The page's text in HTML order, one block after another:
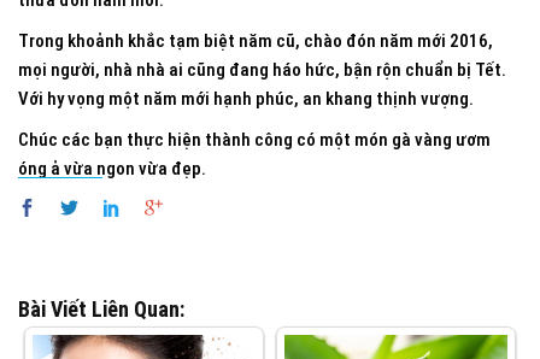
Trong khoảnh khắc tạm biệt năm cũ, chào đón năm mới 2016,
mọi người, nhà nhà ai cũng đang háo hức, bận rộn chuẩn bị Tết.
Với hy vọng một năm mới hạnh phúc, an khang thịnh vượng.
Chúc các bạn thực hiện thành công có một món gà vàng ươm
óng ả vừa ngon vừa đẹp.
Bài Viết Liên Quan: